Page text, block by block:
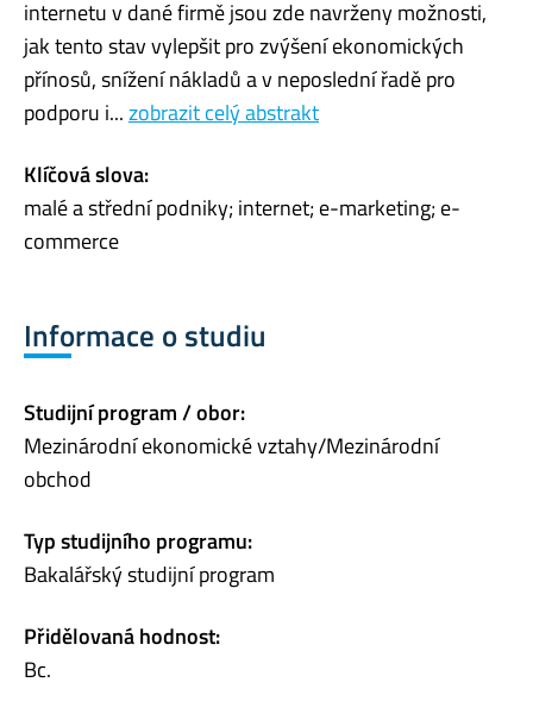
internetu v dané firmě jsou zde navrženy možnosti,
jak tento stav vylepšit pro zvýšení ekonomických
přínosů, snížení nákladů a v neposlední řadě pro
podporu i...zobrazit celý abstrakt
Klíčová slova:
malé a střední podniky; internet; e-marketing; e-
commerce
Informace o studiu
Studijní program / obor:
Mezinárodní ekonomické vztahy/Mezinárodní
obchod
Typ studijního programu:
Bakalářský studijní program
Přidělovaná hodnost:
Bc.